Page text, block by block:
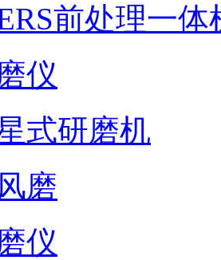
前处理一体
仪
式研磨机
磨
仪